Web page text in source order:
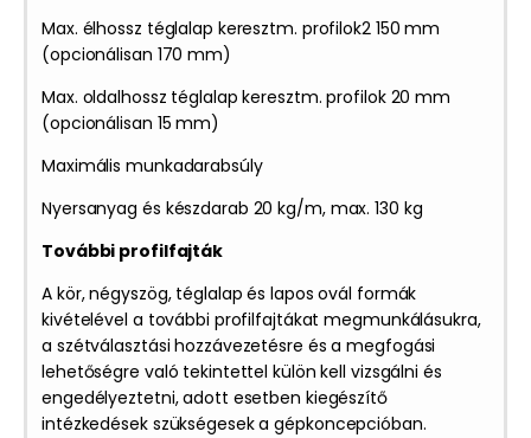
Max. élhossz téglalap keresztm. profilok2 150 mm
(opcionálisan 170 mm)
Max. oldalhossz téglalap keresztm. profilok 20 mm
(opcionálisan 15 mm)
Maximális munkadarabsúly
Nyersanyag és készdarab 20 kg/m, max. 130 kg
További profilfajták
A kör, négyszög, téglalap és lapos ovál formák
kivételével a további profilfajtákat megmunkálásukra,
a szétválasztási hozzávezetésre és a megfogási
lehetőségre való tekintettel külön kell vizsgálni és
engedélyeztetni, adott esetben kiegészítő
intézkedések szükségesek a gépkoncepcióban.